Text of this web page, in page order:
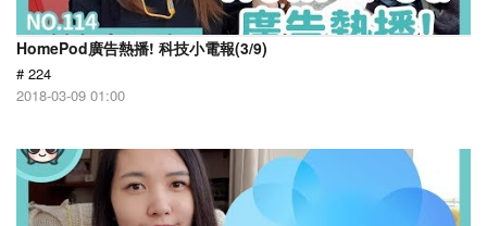
HomePod廣告熱播! 科技小電報(3/9)
# 224
2018-03-09 01:00